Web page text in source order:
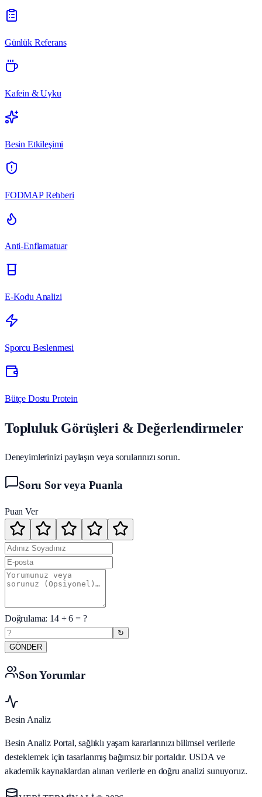
Günlük Referans
Kafein & Uyku
Besin Etkileşimi
FODMAP Rehberi
Anti-Enflamatuar
E-Kodu Analizi
Sporcu Beslenmesi
Bütçe Dostu Protein
Topluluk Görüşleri & Değerlendirmeler
Deneyimlerinizi paylaşın veya sorularınızı sorun.
Soru Sor veya Puanla
Puan Ver
Doğrulama: 14+6 = ?
↻
GÖNDER
Son Yorumlar
Besin Analiz
Besin Analiz Portal, sağlıklı yaşam kararlarınızı bilimsel verilerle
desteklemek için tasarlanmış bağımsız bir portaldır. USDA ve
akademik kaynaklardan alınan verilerle en doğru analizi sunuyoruz.